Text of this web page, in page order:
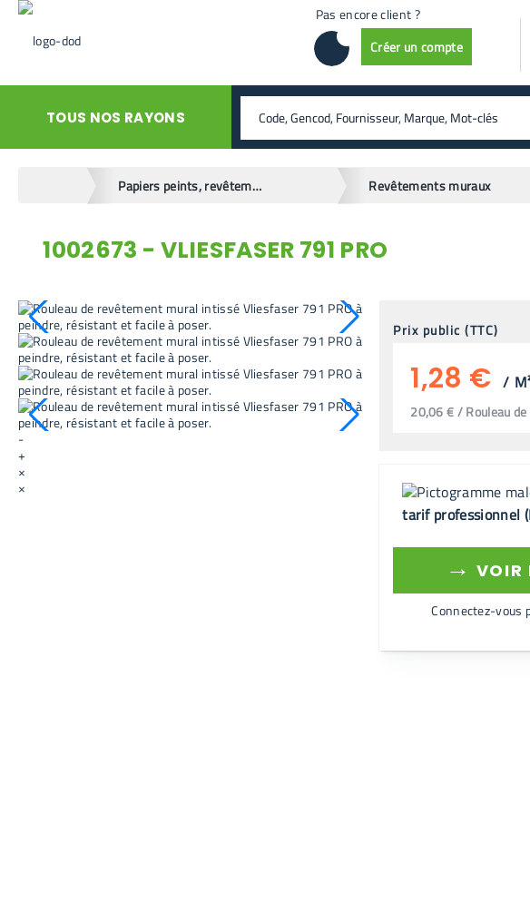
Pas encore client ?
Créer un compte
TOUS NOS RAYONS rechercher
Papiers peints, revêtements muraux Revêtements muraux
retour en arrière
1002673 - VLIESFASER 791 PRO
-
+
×
×
Prix public (TTC)
1,28 € /
20,06 € / Rouleau
tarif professionnel
→ VOIR
Connectez-vous